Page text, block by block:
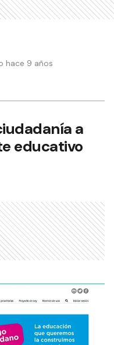
hace 9 años
a
educativo